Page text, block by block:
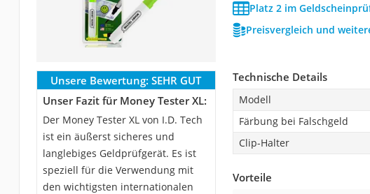
Platz 2 im
Preisvergleich und
Unsere Bewertung: SEHR GUT
Unser Fazit für Money Tester XL:
Der Money Tester XL von I.D. Tech
ist ein äußerst sicheres und
langlebiges Geldprüfgerät. Es ist
speziell für die Verwendung mit
den wichtigsten internationalen
Technische Details
Modell
Färbung bei Falschgeld
Clip-Halter
Vorteile